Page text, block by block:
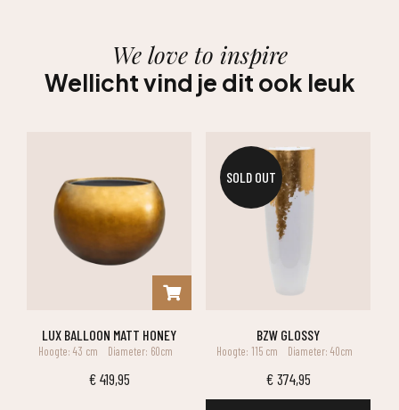
We love to inspire
Wellicht vind je dit ook leuk
LUX BALLOON MATT HONEY
Hoogte: 43 cm Diameter: 60cm
€ 419,95
SOLD OUT
BZW GLOSSY
Hoogte: 115 cm Diameter: 40cm
€ 374,95